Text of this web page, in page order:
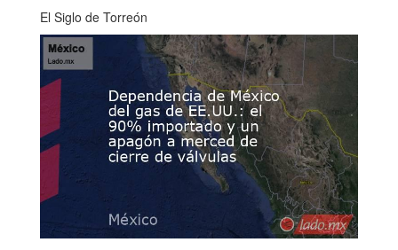
El Siglo de Torreón